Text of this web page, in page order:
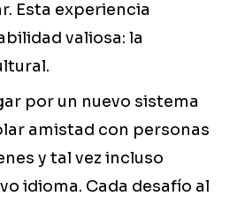
Esta experiencia
valiosa: la
por un nuevo sistema
amistad con personas
y tal vez incluso
idioma. Cada desafío al